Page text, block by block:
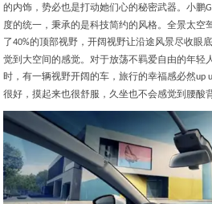
的内饰，势必也是打动她们心的秘密武器。小鹏
度的统一，秉承的是科技简约的风格。全景太空
了40%的顶部视野，开阔视野让沿途风景尽收眼
觉到大空间的感觉。对于放荡不羁爱自由的年轻
时，有一辆视野开阔的车，旅行的幸福感必然up
很好，摸起来也很舒服，久坐也不会感觉到腰酸